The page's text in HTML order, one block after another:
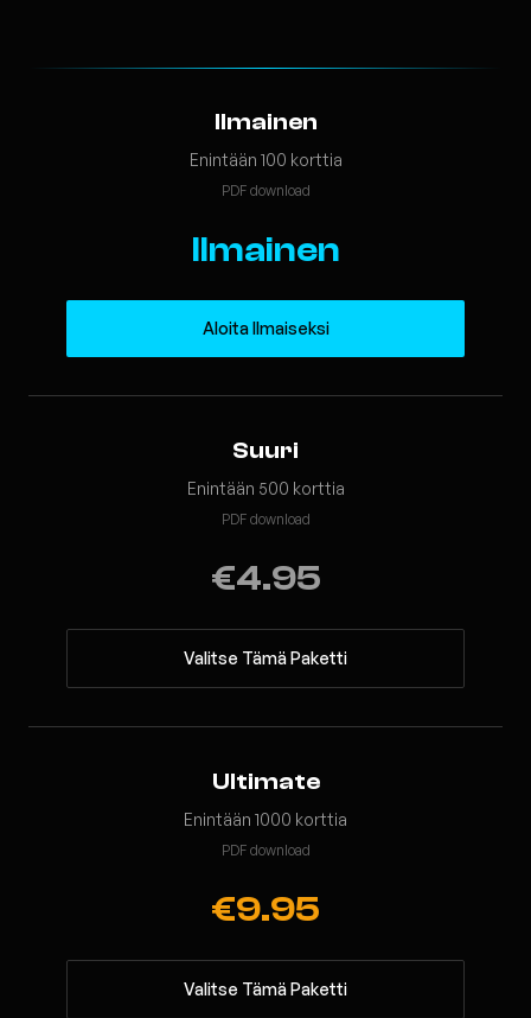
Ilmainen
Enintään 100 korttia
PDF download
Ilmainen
Aloita Ilmaiseksi
Suuri
Enintään 500 korttia
PDF download
€4.95
Valitse Tämä Paketti
Ultimate
Enintään 1000 korttia
PDF download
€9.95
Valitse Tämä Paketti